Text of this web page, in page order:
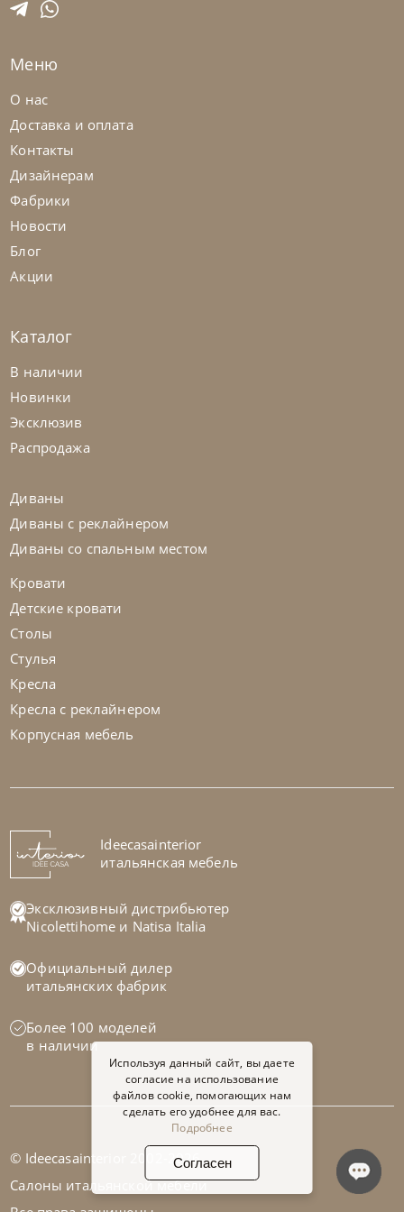
Natisa
Стул Queen
Стул Koda
На заказ 45-90 дн
по запросу
-40% до 08.31
Natisa
Стул Iva
Меню
О нас
Доставка и оплата
Контакты
Дизайнерам
Фабрики
Новости
Блог
Акции
Каталог
В наличии
Новинки
Эксклюзив
Распродажа
Диваны
Диваны с реклайнером
Диваны со спальным местом
Кровати
Детские кровати
Столы
Стулья
Кресла
Кресла с реклайнером
Корпусная мебель
Ideecasainterior
итальянская мебель
Эксклюзивный дистрибьютер
Nicolettihome и Natisa Italia
Официальный дилер
итальянских фабрик
Более 100 моделей
в наличии
© Ideecasainterior 2002-2026
Салоны итальянской мебели
Используя данный сайт, вы даете
согласие на использование
файлов cookie, помогающих нам
сделать его удобнее для вас.
Подробнее
Согласен